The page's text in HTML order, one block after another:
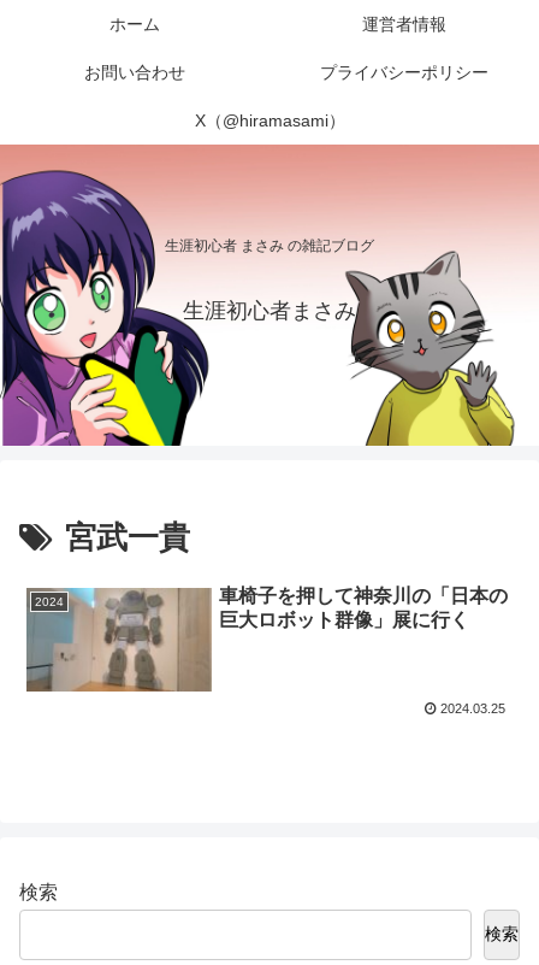
生涯初心者 まさみ の雑記ブログ
生涯初心者まさみ
ホーム 運営者情報
お問い合わせ プライバシーポリシー
X（@hiramasami）
宮武一貴
2024
車椅子を押して神奈川の「日本の
巨大ロボット群像」展に行く
2024.03.25
検索
検索